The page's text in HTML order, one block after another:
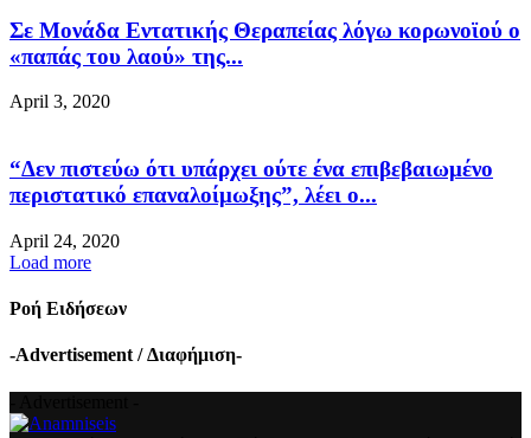
Σε Μονάδα Εντατικής Θεραπείας λόγω κορωνοϊού ο
«παπάς του λαού» της...
April 3, 2020
“Δεν πιστεύω ότι υπάρχει ούτε ένα επιβεβαιωμένο
περιστατικό επαναλοίμωξης”, λέει ο...
April 24, 2020
Load more
Ροή Ειδήσεων
-Advertisement / Διαφήμιση-